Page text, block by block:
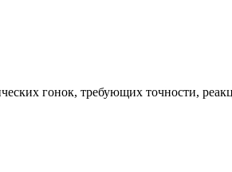
гонок, требующих точности,